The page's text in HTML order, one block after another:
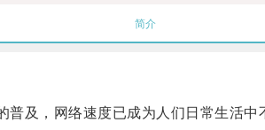
简介
及，网络速度已成为人们日常生活中